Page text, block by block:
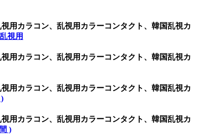
用カラコン、乱視用カラーコンタクト、韓国乱視カ
視用
用カラコン、乱視用カラーコンタクト、韓国乱視カ
用カラコン、乱視用カラーコンタクト、韓国乱視カ
用カラコン、乱視用カラーコンタクト、韓国乱視カ
)